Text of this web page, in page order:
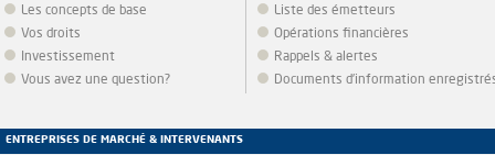
Les concepts de base
Vos droits
Investissement
Vous avez une question?
Liste des émetteurs
Opérations financières
Rappels & alertes
Documents d’information
ENTREPRISES DE MARCHÉ & INTERVENANTS